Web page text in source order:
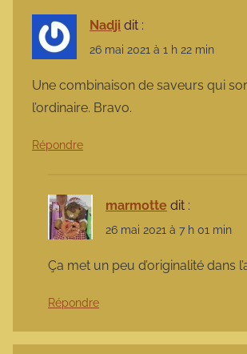
Nadji dit :
26 mai 2021 à 1 h 22 min
Une combinaison de saveurs qui
l’ordinaire. Bravo.
Répondre
marmotte dit :
26 mai 2021 à 7 h 01 min
Ça met un peu d’originalité dans
Répondre